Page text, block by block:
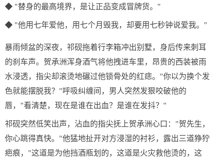
◆ "替身的最高境界，是让正品变成冒牌货。"
◆ "他用七年爱他，用七个月毁我，却要用七秒钟说爱我。"
暴雨倾盆的深夜，祁砚拖着行李箱冲出别墅，身后传来刺耳
的刹车声。贺承洲浑身酒气将他拽进车里，昂贵的西装被雨
水浸透，指尖却滚烫地碾过他锁骨处的红痣。"你以为换个发
色就能摆脱我？"呼吸纠缠间，男人突然发狠咬破他的
唇，"看清楚，现在是谁在出血？是谁在发抖？"
祁砚突然低笑出声，沾血的指尖抚上贺承洲心口："贺先生，
你心跳得真快。"他猛地扯开对方浸湿的衬衫，露出三道狰狞
疤痕，"这道是为他挡酒瓶划的，这道是火灾救他烫的，这